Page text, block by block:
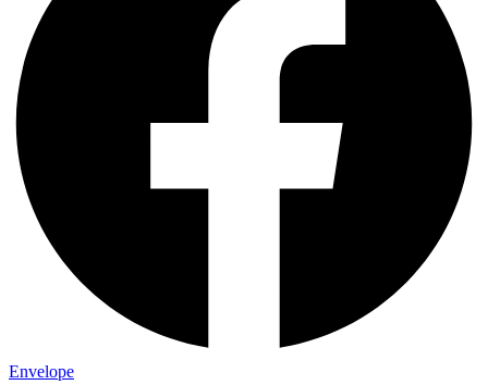
Envelope